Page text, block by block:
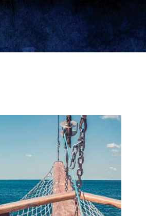
Ir al contenido principal